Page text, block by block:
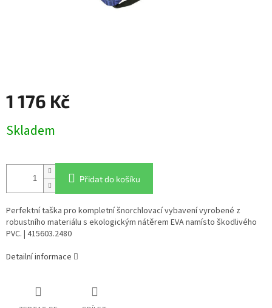
1 176 Kč
cena:
Skladem
Přidat do košíku
Perfektní taška pro kompletní šnorchlovací vybavení vyrobené z
robustního materiálu s ekologickým nátěrem EVA namísto škodlivého
PVC. | 415603.2480
Detailní informace